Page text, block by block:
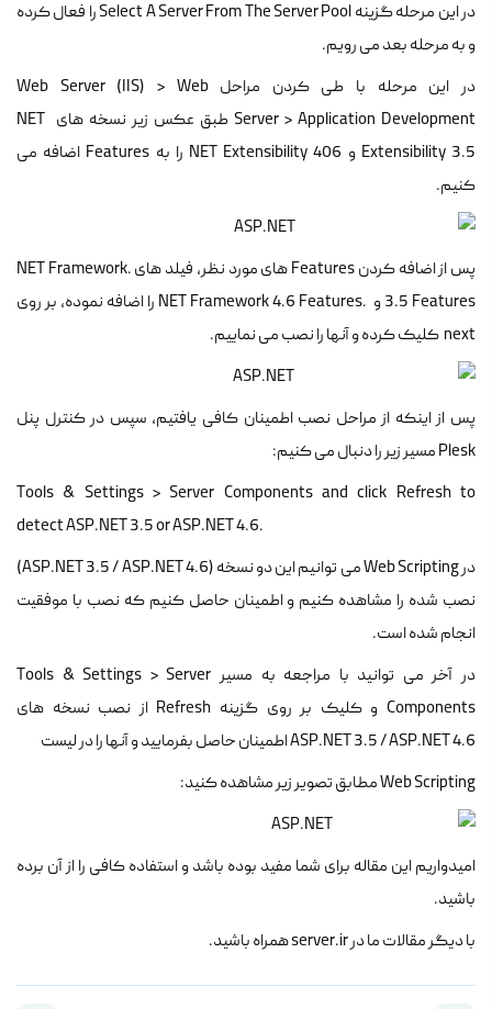
در این مرحله گزینه Select A Server From The Server Pool را فعال کرده
و به مرحله بعد می رویم.
در این مرحله با طی کردن مراحل Web Server (IIS) > Web
Server > Application Development طبق عکس زیر نسخه های NET
Extensibility 3.5 و NET Extensibility 406 را به Features اضافه می
کنیم.
پس از اضافه کردن Features های مورد نظر، فیلد های .NET Framework
3.5 Features و .NET Framework 4.6 Features را اضافه نموده، بر روی
next کلیک کرده و آنها را نصب می نماییم.
پس از اینکه از مراحل نصب اطمینان کافی یافتیم، سپس در کنترل پنل
Plesk مسیر زیر را دنبال می کنیم:
Tools & Settings > Server Components and click Refresh to
detect ASP.NET 3.5 or ASP.NET 4.6.
در Web Scripting می توانیم این دو نسخه (ASP.NET 3.5 / ASP.NET 4.6)
نصب شده را مشاهده کنیم و اطمینان حاصل کنیم که نصب با موفقیت
انجام شده است.
در آخر می توانید با مراجعه به مسیر Tools & Settings > Server
Components و کلیک بر روی گزینه Refresh از نصب نسخه های
ASP.NET 3.5 / ASP.NET 4.6 اطمینان حاصل بفرمایید و آنها را در لیست
Web Scripting مطابق تصویر زیر مشاهده کنید:
امیدواریم این مقاله برای شما مفید بوده باشد و استفاده کافی را از آن برده
باشید.
با دیگر مقالات ما در server.ir همراه باشید.